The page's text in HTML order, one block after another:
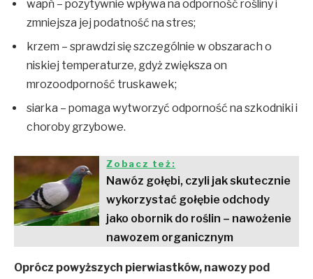
wapń – pozytywnie wpływa na odporność rośliny i
zmniejsza jej podatność na stres;
krzem – sprawdzi się szczególnie w obszarach o
niskiej temperaturze, gdyż zwiększa on
mrozoodporność truskawek;
siarka – pomaga wytworzyć odporność na szkodniki i
choroby grzybowe.
Zobacz też:
Nawóz gołębi, czyli jak skutecznie
wykorzystać gołębie odchody
jako obornik do roślin – nawożenie
nawozem organicznym
Oprócz powyższych pierwiastków, nawozy pod